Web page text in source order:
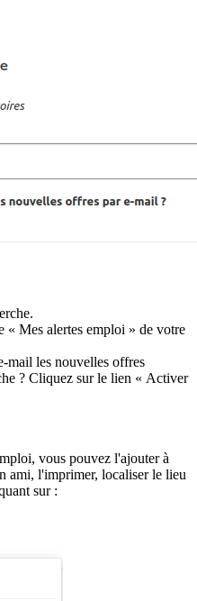
« Mes alertes emploi » de votre
mail les nouvelles offres
? Cliquez sur le lien « Activer
vous pouvez l'ajouter à
ami, l'imprimer, localiser le lieu
sur :